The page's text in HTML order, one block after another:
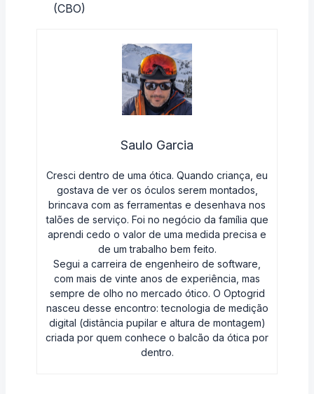
(CBO)
Saulo Garcia
Cresci dentro de uma ótica. Quando criança, eu
gostava de ver os óculos serem montados,
brincava com as ferramentas e desenhava nos
talões de serviço. Foi no negócio da família que
aprendi cedo o valor de uma medida precisa e
de um trabalho bem feito.
Segui a carreira de engenheiro de software,
com mais de vinte anos de experiência, mas
sempre de olho no mercado ótico. O Optogrid
nasceu desse encontro: tecnologia de medição
digital (distância pupilar e altura de montagem)
criada por quem conhece o balcão da ótica por
dentro.